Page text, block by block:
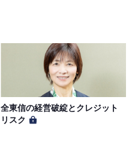
全東信の経営破綻とクレジット
リスク